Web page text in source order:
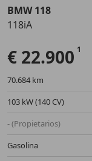
Anterior
BMW 118
118iA
€ 22.900
70.684 km
103 kW (140 CV)
- (Propietarios)
Gasolina